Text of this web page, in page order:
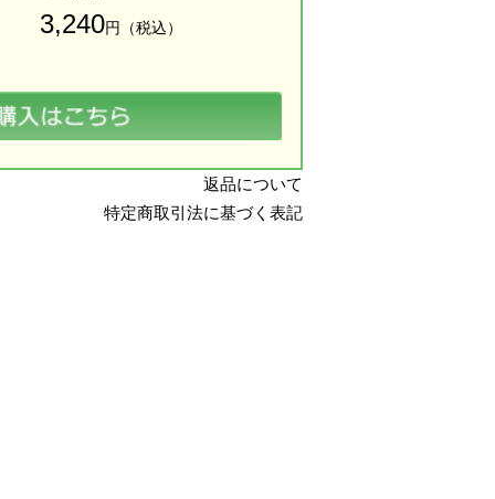
3,240円（税込）
返品について
特定商取引法に基づく表記